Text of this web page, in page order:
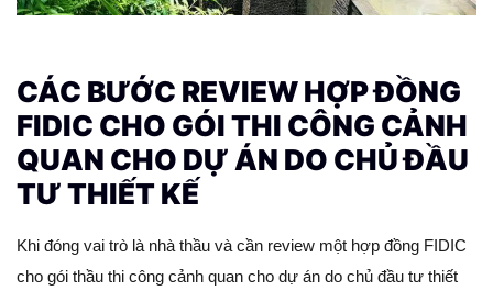
CÁC BƯỚC REVIEW HỢP ĐỒNG
FIDIC CHO GÓI THI CÔNG CẢNH
QUAN CHO DỰ ÁN DO CHỦ ĐẦU
TƯ THIẾT KẾ
Khi đóng vai trò là nhà thầu và cần review một hợp đồng FIDIC
cho gói thầu thi công cảnh quan cho dự án do chủ đầu tư thiết